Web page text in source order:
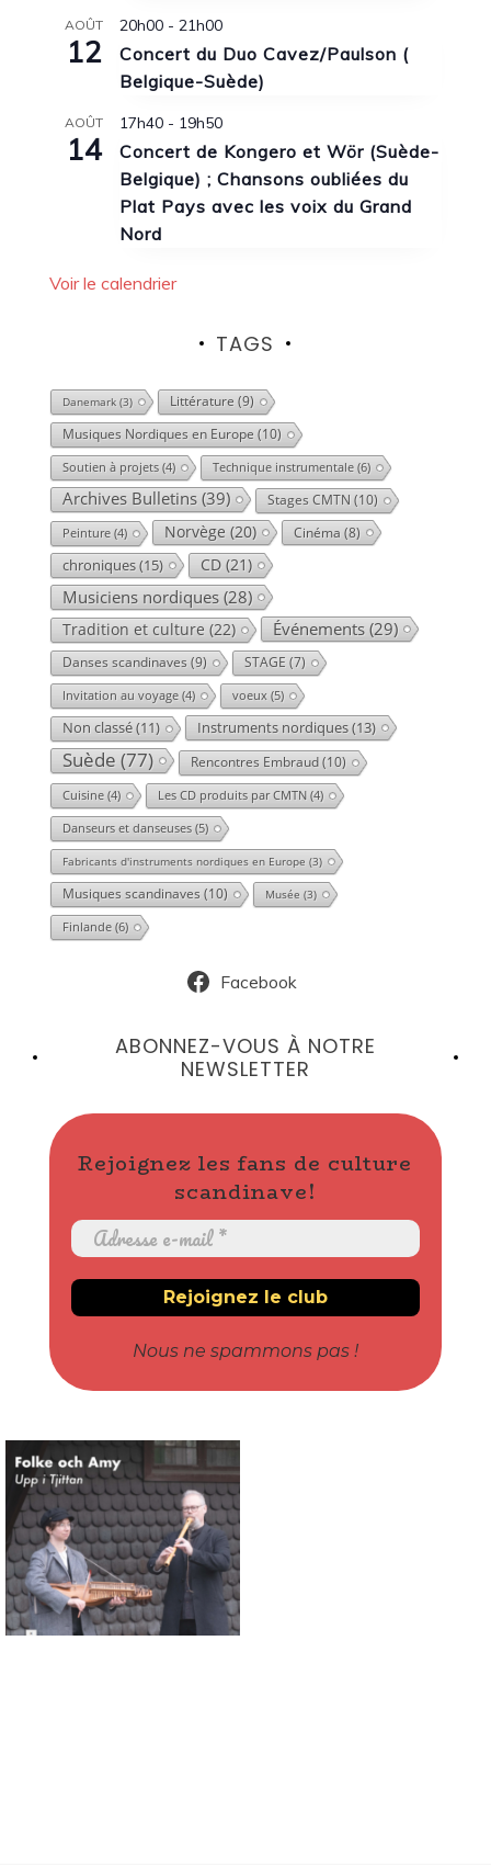
AOÛT
12
20h00- 21h00
Concert du Duo Cavez/Paulson (
Belgique-Suède)
AOÛT
14
17h40- 19h50
Concert de Kongero et Wör (Suède-
Belgique) ; Chansons oubliées du
Plat Pays avec les voix du Grand
Nord
Voir le calendrier
TAGS
Danemark(3) Littérature (9)
Musiques Nordiques en Europe (10)
Soutien à projets(4) Technique instrumentale(6)
Archives Bulletins(39) Stages CMTN (10)
Peinture(4) Norvège (20) Cinéma (8)
chroniques(15) CD(21)
Musiciens nordiques(28)
Tradition et culture (22) Événements(29)
Danses scandinaves (9) STAGE (7)
Invitation au voyage(4) voeux(5)
Non classé(11) Instruments nordiques(13)
Suède (77) Rencontres Embraud(10)
Cuisine(4) Les CD produits par CMTN(4)
Danseurs et danseuses(5)
Fabricants d'instruments nordiques en Europe (3)
Musiques scandinaves (10) Musée (3)
Finlande(6)
Facebook
ABONNEZ-VOUS À NOTRE
NEWSLETTER
Rejoignez les fans de culture
scandinave!
Nous ne spammons pas !